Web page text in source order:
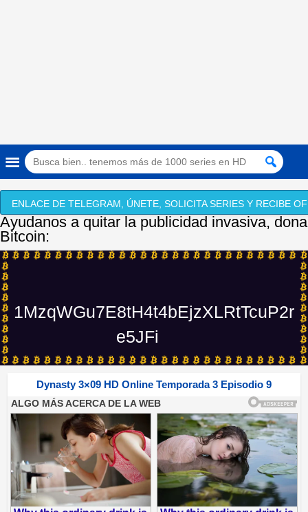
ENLACE DE TELEGRAM, ÚNETE, SOLICITA SERIES Y RECIBE
Ayudanos a quitar la publicidad invasiva, dona
Bitcoin:
1MzqWGu7E8tH4t4bEjzXLRtTcuP2r
e5JFi
Dynasty 3×09 HD Online Temporada 3 Episodio 9